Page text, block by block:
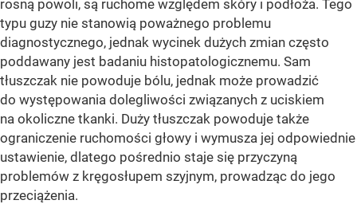
rosną powoli, są ruchome względem skóry i podłoża. Tego
typu guzy nie stanowią poważnego problemu
diagnostycznego, jednak wycinek dużych zmian często
poddawany jest badaniu histopatologicznemu. Sam
tłuszczak nie powoduje bólu, jednak może prowadzić
do występowania dolegliwości związanych z uciskiem
na okoliczne tkanki. Duży tłuszczak powoduje także
ograniczenie ruchomości głowy i wymusza jej odpowiednie
ustawienie, dlatego pośrednio staje się przyczyną
problemów z kręgosłupem szyjnym, prowadząc do jego
przeciążenia.